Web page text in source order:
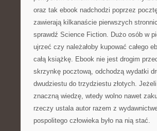
oraz tak ebook nadchodzi poprzez
zawierają kilkanaście pierwszych
sprawdź Science Fiction. Dużo osób w
ujrzeć czy należałoby kupować całego
całą książkę. Ebook nie jest drogim
skrzynkę pocztową, odchodzą wydatki
dwudziestu do trzydziestu złotych.
znaczną wiedzę, wtedy wolno nawet
rzeczy ustala autor razem z
pospolitego człowieka było na nią stać.